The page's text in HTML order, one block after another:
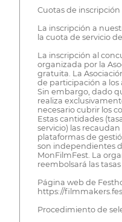
Cuotas de inscripción
La inscripción a
la cuota de servicio
La inscripción al
organizada por la
gratuita. La
de participación a los
Sin embargo, dado
realiza
necesario cubrir los
Estas cantidades
servicio) las
plataformas de
son independientes
MonFilmFest. La
reembolsará las
Página web de
https://
Procedimiento de